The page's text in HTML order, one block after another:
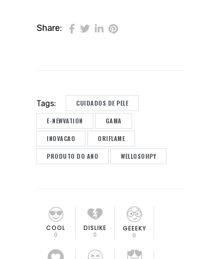
Share:
Tags: CUIDADOS DE PELE
E-NEWVATION GAMA
INOVACAO ORIFLAME
PRODUTO DO ANO WELLOSOHPY
COOL
0
DISLIKE
0
GEEEKY
0